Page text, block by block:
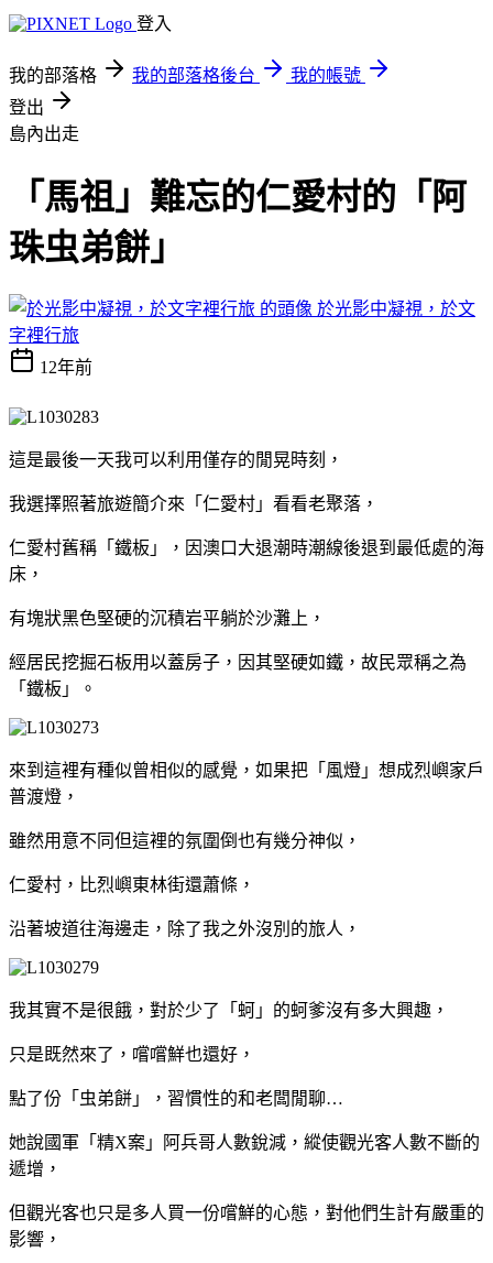
登入
我的部落格 我的部落格後台
我的帳號
登出
島內出走
「馬祖」難忘的仁愛村的「阿
珠虫弟餅」
於光影中凝視，於文
字裡行旅
12年前
這是最後一天我可以利用僅存的閒晃時刻，
我選擇照著旅遊簡介來「仁愛村」看看老聚落，
仁愛村舊稱「鐵板」，因澳口大退潮時潮線後退到最低處的海
床，
有塊狀黑色堅硬的沉積岩平躺於沙灘上，
經居民挖掘石板用以蓋房子，因其堅硬如鐵，故民眾稱之為
「鐵板」。
來到這裡有種似曾相似的感覺，如果把「風燈」想成烈嶼家戶
普渡燈，
雖然用意不同但這裡的氛圍倒也有幾分神似，
仁愛村，比烈嶼東林街還蕭條，
沿著坡道往海邊走，除了我之外沒別的旅人，
我其實不是很餓，對於少了「蚵」的蚵爹沒有多大興趣，
只是既然來了，嚐嚐鮮也還好，
點了份「虫弟餅」，習慣性的和老闆閒聊…
她說國軍「精X案」阿兵哥人數銳減，縱使觀光客人數不斷的
遞增，
但觀光客也只是多人買一份嚐鮮的心態，對他們生計有嚴重的
影響，